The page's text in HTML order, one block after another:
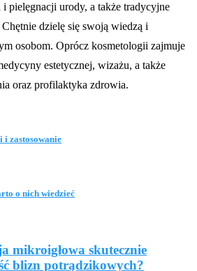
pielęgnacji urody, a także tradycyjne
dzielę się swoją wiedzą i
osobom. Oprócz kosmetologii zajmuje
estetycznej, wizażu, a także
oraz profilaktyka zdrowia.
i zastosowanie
o nich wiedzieć
mikroigłowa skutecznie
blizn potrądzikowych?